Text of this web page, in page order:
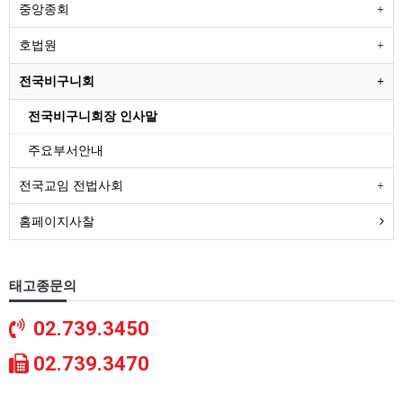
중앙종회
호법원
전국비구니회
전국비구니회장 인사말
주요부서안내
전국교임 전법사회
홈페이지사찰
태고종문의
02.739.3450
02.739.3470